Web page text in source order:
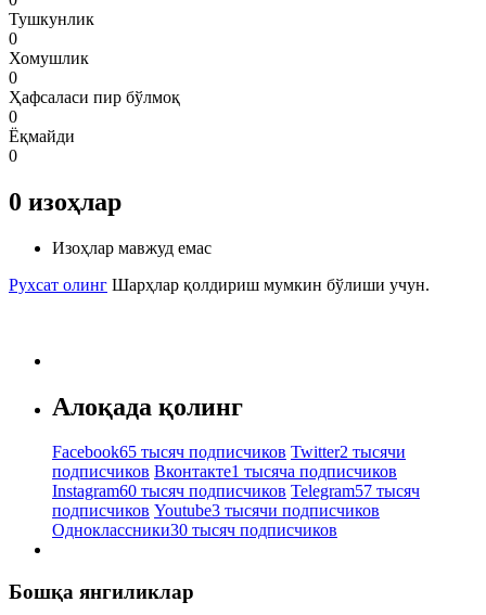
Тушкунлик
0
Хомушлик
0
Ҳафсаласи пир бўлмоқ
0
Ёқмайди
0
0 изоҳлар
Изоҳлар мавжуд емас
Рухсат олинг Шарҳлар қолдириш мумкин бўлиши учун.
Алоқада қолинг
Facebook65 тысяч подписчиков Twitter2 тысячи
подписчиков Вконтакте1 тысяча подписчиков
Instagram60 тысяч подписчиков Telegram57 тысяч
подписчиков Youtube3 тысячи подписчиков
Одноклассники30 тысяч подписчиков
Бошқа янгиликлар